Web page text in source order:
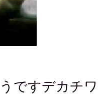
ですデカチ